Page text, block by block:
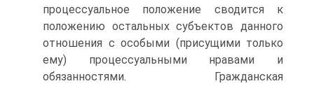
процессуальное положение сводится к
положению остальных субъектов данного
отношения с особыми (присущими только
ему) процессуальными нравами и
обязанностями. Гражданская